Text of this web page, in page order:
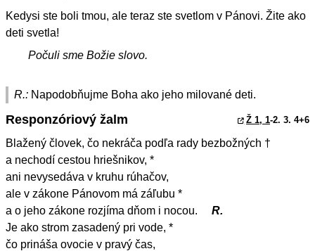
Kedysi ste boli tmou, ale teraz ste svetlom v Pánovi. Žite ako
deti svetla!
Počuli sme Božie slovo.
R.: Napodobňujme Boha ako jeho milované deti.
Responzóriový žalm Ž 1, 1-2. 3. 4+6
Blažený človek, čo nekráča podľa rady bezbožných †
a nechodí cestou hriešnikov, *
ani nevysedáva v kruhu rúhačov,
ale v zákone Pánovom má záľubu *
a o jeho zákone rozjíma dňom i nocou.
R.
Je ako strom zasadený pri vode, *
čo prináša ovocie v pravý čas,